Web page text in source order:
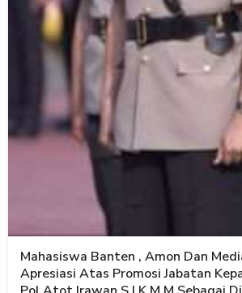
Mahasiswa Banten , Amon Dan
Apresiasi Atas Promosi Jabatan